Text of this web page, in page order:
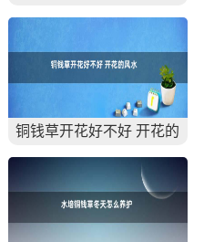
铜钱草开花好不好 开花的
风水寓意